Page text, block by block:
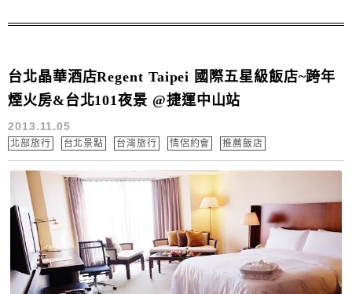
台北晶華酒店Regent Taipei 國際五星級飯店~跨年
煙火房&台北101夜景 @捷運中山站
2013.11.05
北部旅行 台北景點 台灣旅行 情侶約會 推薦飯店